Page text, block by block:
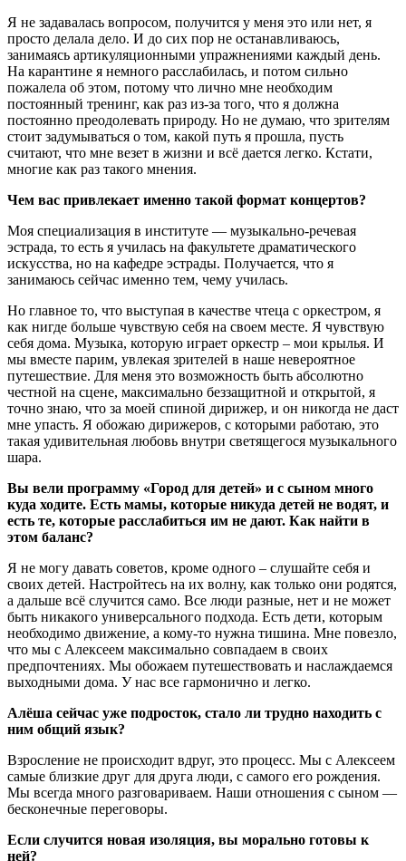
Я не задавалась вопросом, получится у меня это или нет, я
просто делала дело. И до сих пор не останавливаюсь,
занимаясь артикуляционными упражнениями каждый день.
На карантине я немного расслабилась, и потом сильно
пожалела об этом, потому что лично мне необходим
постоянный тренинг, как раз из-за того, что я должна
постоянно преодолевать природу. Но не думаю, что зрителям
стоит задумываться о том, какой путь я прошла, пусть
считают, что мне везет в жизни и всё дается легко. Кстати,
многие как раз такого мнения.
Чем вас привлекает именно такой формат концертов?
Моя специализация в институте — музыкально-речевая
эстрада, то есть я училась на факультете драматического
искусства, но на кафедре эстрады. Получается, что я
занимаюсь сейчас именно тем, чему училась.
Но главное то, что выступая в качестве чтеца с оркестром, я
как нигде больше чувствую себя на своем месте. Я чувствую
себя дома. Музыка, которую играет оркестр – мои крылья. И
мы вместе парим, увлекая зрителей в наше невероятное
путешествие. Для меня это возможность быть абсолютно
честной на сцене, максимально беззащитной и открытой, я
точно знаю, что за моей спиной дирижер, и он никогда не даст
мне упасть. Я обожаю дирижеров, с которыми работаю, это
такая удивительная любовь внутри светящегося музыкального
шара.
Вы вели программу «Город для детей» и с сыном много
куда ходите. Есть мамы, которые никуда детей не водят, и
есть те, которые расслабиться им не дают. Как найти в
этом баланс?
Я не могу давать советов, кроме одного – слушайте себя и
своих детей. Настройтесь на их волну, как только они родятся,
а дальше всё случится само. Все люди разные, нет и не может
быть никакого универсального подхода. Есть дети, которым
необходимо движение, а кому-то нужна тишина. Мне повезло,
что мы с Алексеем максимально совпадаем в своих
предпочтениях. Мы обожаем путешествовать и наслаждаемся
выходными дома. У нас все гармонично и легко.
Алёша сейчас уже подросток, стало ли трудно находить с
ним общий язык?
Взросление не происходит вдруг, это процесс. Мы с Алексеем
самые близкие друг для друга люди, с самого его рождения.
Мы всегда много разговариваем. Наши отношения с сыном —
бесконечные переговоры.
Если случится новая изоляция, вы морально готовы к
ней?